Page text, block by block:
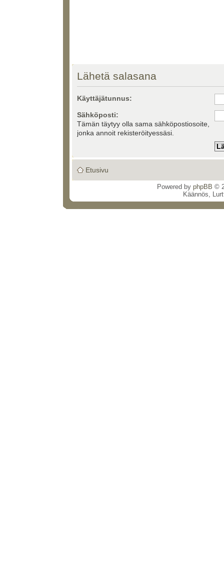
Lähetä salasana
Käyttäjätunnus:
Sähköposti:
Tämän täytyy olla sama sähköpostiosoite,
jonka annoit rekisteröityessäsi.
Etusivu
Powered by phpBB ©
Käännös,